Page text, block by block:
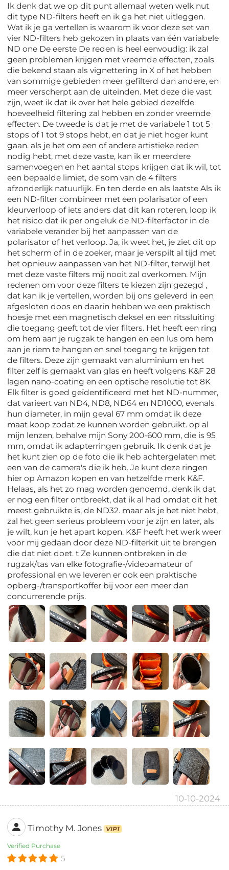
Ik denk dat we op dit punt allemaal weten welk nut
dit type ND-filters heeft en ik ga het niet uitleggen.
Wat ik je ga vertellen is waarom ik voor deze set van
vier ND-filters heb gekozen in plaats van één variabele
ND one De eerste De reden is heel eenvoudig: ik zal
geen problemen krijgen met vreemde effecten, zoals
die bekend staan ​​als vignettering in X of het hebben
van sommige gebieden meer gefilterd dan andere, en
meer verscherpt aan de uiteinden. Met deze die vast
zijn, weet ik dat ik over het hele gebied dezelfde
hoeveelheid filtering zal hebben en zonder vreemde
effecten. De tweede is dat je met de variabele 1 tot 5
stops of 1 tot 9 stops hebt, en dat je niet hoger kunt
gaan. als je het om een ​​of andere artistieke reden
nodig hebt, met deze vaste, kan ik er meerdere
samenvoegen en het aantal stops krijgen dat ik wil, tot
een bepaalde limiet, de som van de 4 filters
afzonderlijk natuurlijk. En ten derde en als laatste Als ik
een ND-filter combineer met een polarisator of een
kleurverloop of iets anders dat dit kan roteren, loop ik
het risico dat ik per ongeluk de ND-filterfactor in de
variabele verander bij het aanpassen van de
polarisator of het verloop. Ja, ik weet het, je ziet dit op
het scherm of in de zoeker, maar je verspilt al tijd met
het opnieuw aanpassen van het ND-filter, terwijl het
met deze vaste filters mij nooit zal overkomen. Mijn
redenen om voor deze filters te kiezen zijn gezegd ,
dat kan ik je vertellen, worden bij ons geleverd in een
afgesloten doos en daarin hebben we een praktisch
hoesje met een magnetisch deksel en een ritssluiting
die toegang geeft tot de vier filters. Het heeft een ring
om hem aan je rugzak te hangen en een lus om hem
aan je riem te hangen en snel toegang te krijgen tot
de filters. Deze zijn gemaakt van aluminium en het
filter zelf is gemaakt van glas en heeft volgens K&F 28
lagen nano-coating en een optische resolutie tot 8K
Elk filter is goed geïdentificeerd met het ND-nummer,
dat varieert van ND4, ND8, ND64 en ND1000, evenals
hun diameter, in mijn geval 67 mm omdat ik deze
maat koop zodat ze kunnen worden gebruikt. op al
mijn lenzen, behalve mijn Sony 200-600 mm, die is 95
mm, omdat ik adapterringen gebruik. Ik denk dat je
het kunt zien op de foto die ik heb achtergelaten met
een van de camera's die ik heb. Je kunt deze ringen
hier op Amazon kopen en van hetzelfde merk K&F.
Helaas, als het zo mag worden genoemd, denk ik dat
er nog een filter ontbreekt, dat ik al had omdat dit het
meest gebruikte is, de ND32. maar als je het niet hebt,
zal het geen serieus probleem voor je zijn en later, als
je wilt, kun je het apart kopen. K&F heeft het werk weer
voor mij gedaan door deze ND-filterkit uit te brengen
die dat niet doet. t Ze kunnen ontbreken in de
rugzak/tas van elke fotografie-/videoamateur of
professional en we leveren er ook een praktische
opberg-/transportkoffer bij voor een meer dan
concurrerende prijs.
10-10-2024
Timothy M. Jones VIP1
Verified Purchase
5